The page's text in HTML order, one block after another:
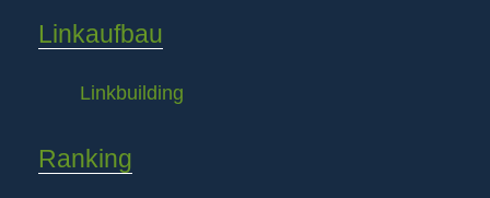
Linkaufbau
Linkbuilding
Ranking